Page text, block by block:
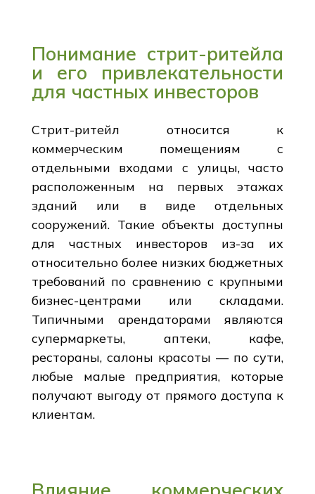
Понимание стрит-ритейла
и его привлекательности
для частных инвесторов
Стрит-ритейл относится к
коммерческим помещениям с
отдельными входами с улицы, часто
расположенным на первых этажах
зданий или в виде отдельных
сооружений. Такие объекты доступны
для частных инвесторов из-за их
относительно более низких бюджетных
требований по сравнению с крупными
бизнес-центрами или складами.
Типичными арендаторами являются
супермаркеты, аптеки, кафе,
рестораны, салоны красоты — по сути,
любые малые предприятия, которые
получают выгоду от прямого доступа к
клиентам.